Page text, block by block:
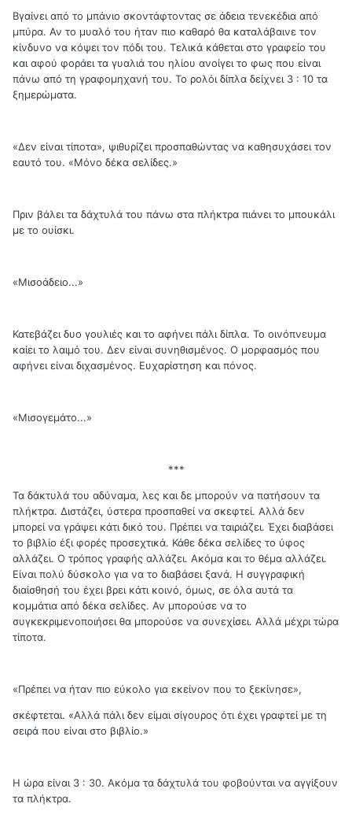
Βγαίνει από το μπάνιο σκοντάφτοντας σε άδεια τενεκέδια από
μπύρα. Αν το μυαλό του ήταν πιο καθαρό θα καταλάβαινε τον
κίνδυνο να κόψει τον πόδι του. Τελικά κάθεται στο γραφείο του
και αφού φοράει τα γυαλιά του ηλίου ανοίγει το φως που είναι
πάνω από τη γραφομηχανή του. Το ρολόι δίπλα δείχνει 3 : 10 τα
ξημερώματα.
«Δεν είναι τίποτα», ψιθυρίζει προσπαθώντας να καθησυχάσει τον
εαυτό του. «Μόνο δέκα σελίδες.»
Πριν βάλει τα δάχτυλά του πάνω στα πλήκτρα πιάνει το μπουκάλι
με το ουίσκι.
«Μισοάδειο...»
Κατεβάζει δυο γουλιές και το αφήνει πάλι δίπλα. Το οινόπνευμα
καίει το λαιμό του. Δεν είναι συνηθισμένος. Ο μορφασμός που
αφήνει είναι διχασμένος. Ευχαρίστηση και πόνος.
«Μισογεμάτο...»
***
Τα δάκτυλά του αδύναμα, λες και δε μπορούν να πατήσουν τα
πλήκτρα. Διστάζει, ύστερα προσπαθεί να σκεφτεί. Αλλά δεν
μπορεί να γράψει κάτι δικό του. Πρέπει να ταιριάζει. Έχει διαβάσει
το βιβλίο έξι φορές προσεχτικά. Κάθε δέκα σελίδες το ύφος
αλλάζει. Ο τρόπος γραφής αλλάζει. Ακόμα και το θέμα αλλάζει.
Είναι πολύ δύσκολο για να το διαβάσει ξανά. Η συγγραφική
διαίσθησή του έχει βρει κάτι κοινό, όμως, σε όλα αυτά τα
κομμάτια από δέκα σελίδες. Αν μπορούσε να το
συγκεκριμενοποιήσει θα μπορούσε να συνεχίσει. Αλλά μέχρι τώρα
τίποτα.
«Πρέπει να ήταν πιο εύκολο για εκείνον που το ξεκίνησε»,
σκέφτεται. «Αλλά πάλι δεν είμαι σίγουρος ότι έχει γραφτεί με τη
σειρά που είναι στο βιβλίο.»
Η ώρα είναι 3 : 30. Ακόμα τα δάχτυλά του φοβούνται να αγγίξουν
τα πλήκτρα.